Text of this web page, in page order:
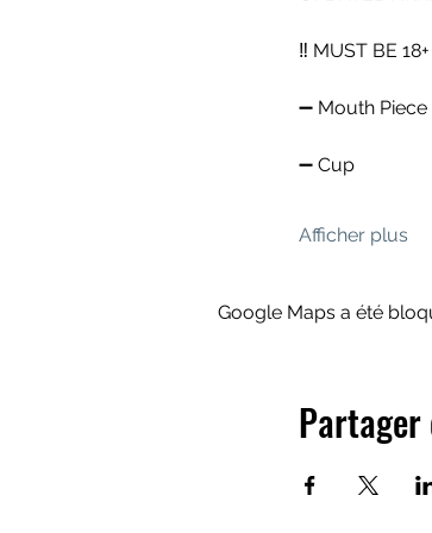
‼️ MUST BE
➖️ Mouth Piece
➖️ Cup
Afficher plus
Google Maps a été
Partager